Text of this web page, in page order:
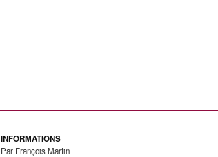
INFORMATIONS
Par François Martin